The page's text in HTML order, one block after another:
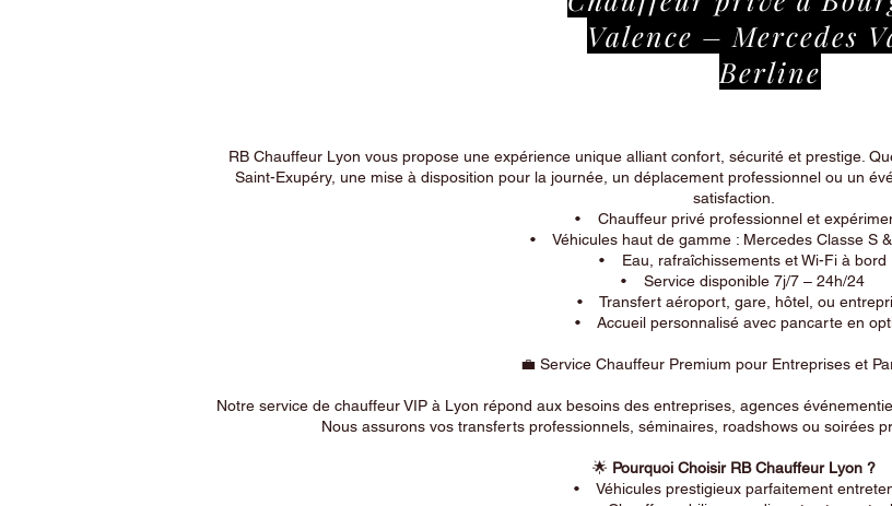
Valence – Mercedes
Berline
RB Chauffeur Lyon vous propose une expérience unique alliant confort, sécurité et prestige.
Saint-Exupéry, une mise à disposition pour la journée, un déplacement professionnel ou un
satisfaction.
• Chauffeur privé professionnel et
• Véhicules haut de gamme : Mercedes Classe S &
• Eau, rafraîchissements et Wi-Fi à bord
• Service disponible 7j/7 – 24h/24
• Transfert aéroport, gare, hôtel, ou
• Accueil personnalisé avec pancarte en
💼 Service Chauffeur Premium pour Entreprises et
Notre service de chauffeur VIP à Lyon répond aux besoins des entreprises, agences
Nous assurons vos transferts professionnels, séminaires, roadshows ou soirées
🌟 Pourquoi Choisir RB Chauffeur Lyon ?
• Véhicules prestigieux parfaitement